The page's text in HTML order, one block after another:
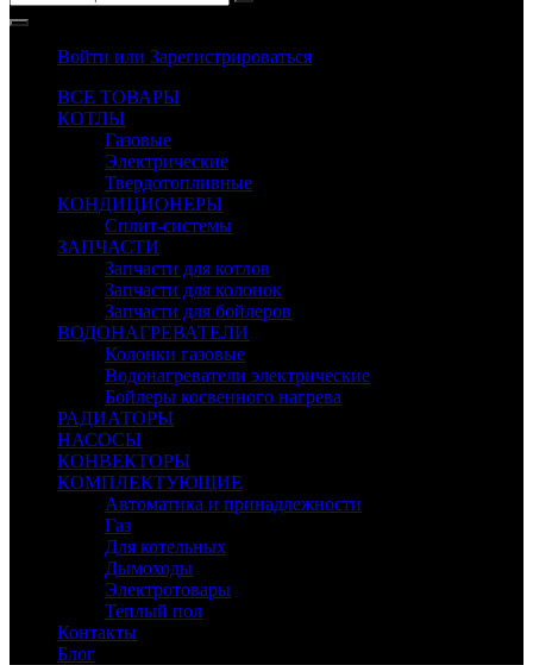
Войти или Зарегистрироваться
ВСЕ ТОВАРЫ
КОТЛЫ
Газовые
Электрические
Твердотопливные
КОНДИЦИОНЕРЫ
Сплит-системы
ЗАПЧАСТИ
Запчасти для котлов
Запчасти для колонок
Запчасти для бойлеров
ВОДОНАГРЕВАТЕЛИ
Колонки газовые
Водонагреватели электрические
Бойлеры косвенного нагрева
РАДИАТОРЫ
НАСОСЫ
КОНВЕКТОРЫ
КОМПЛЕКТУЮЩИЕ
Автоматика и принадлежности
Газ
Для котельных
Дымоходы
Электротовары
Теплый пол
Контакты
Блог